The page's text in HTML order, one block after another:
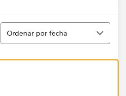
Ordenar
Ordenar por fecha